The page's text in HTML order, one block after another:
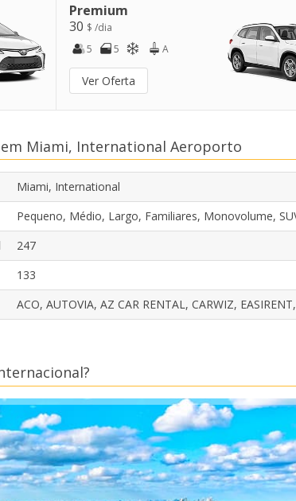
Premium
30 $ /dia
5
5 A
Ver Oferta
Miami, International Aeroporto
Miami, International
Pequeno, Médio, Largo, Familiares, Monovolume,
247
133
ACO, AUTOVIA, AZ CAR RENTAL, CARWIZ,